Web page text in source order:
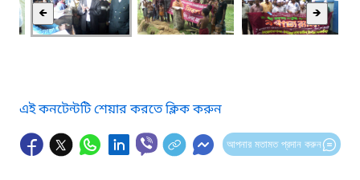
🡸 🡺
এই কনটেন্টটি শেয়ার করতে ক্লিক করুন
আপনার মতামত প্রদান করুন